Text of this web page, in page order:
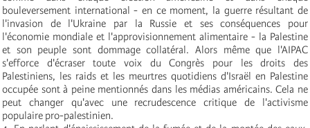
bouleversement international - en ce moment, la guerre résultant de
l'invasion de l'Ukraine par la Russie et ses conséquences pour
l'économie mondiale et l'approvisionnement alimentaire - la Palestine
et son peuple sont dommage collatéral. Alors même que l'AIPAC
s'efforce d'écraser toute voix du Congrès pour les droits des
Palestiniens, les raids et les meurtres quotidiens d'Israël en Palestine
occupée sont à peine mentionnés dans les médias américains. Cela ne
peut changer qu'avec une recrudescence critique de l'activisme
populaire pro-palestinien.